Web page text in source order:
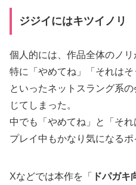
ジジイにはキツイノリ
個人的には、作品全体のノリ
特に「やめてね」「それはそ
といったネットスラング系
じてしまった。
中でも「やめてね」と「それ
プレイ中もかなり気になるポ
Xなどでは本作を「 ドパガキ